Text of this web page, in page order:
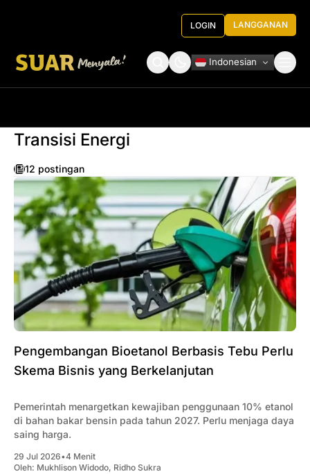
LOGIN LANGGANAN
Indonesian
Transisi Energi
12 postingan
Pengembangan Bioetanol Berbasis Tebu Perlu
Skema Bisnis yang Berkelanjutan
Pemerintah menargetkan kewajiban penggunaan 10% etanol
di bahan bakar bensin pada tahun 2027. Perlu menjaga daya
saing harga.
29 Jul 2026•4 Menit
Oleh: Mukhlison Widodo, Ridho Sukra